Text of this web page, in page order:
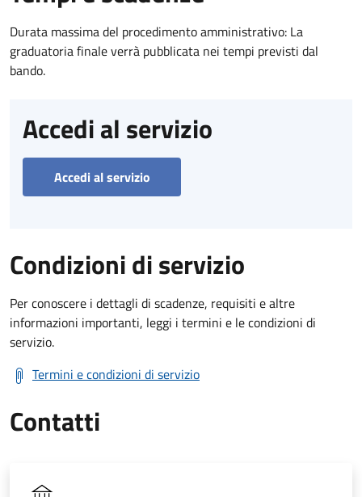
Durata massima del procedimento amministrativo: La
graduatoria finale verrà pubblicata nei tempi previsti dal
bando.
Accedi al servizio
Accedi al servizio
Condizioni di servizio
Per conoscere i dettagli di scadenze, requisiti e altre
informazioni importanti, leggi i termini e le condizioni di
servizio.
Termini e condizioni di servizio
Contatti